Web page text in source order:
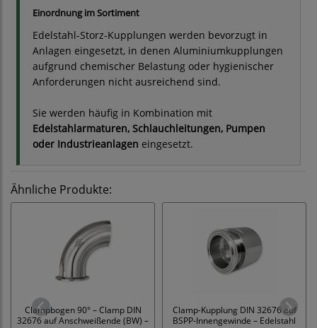
Einordnung im Sortiment
Edelstahl-Storz-Kupplungen werden bevorzugt in
Anlagen eingesetzt, in denen Aluminiumkupplungen
aufgrund chemischer Belastung oder hygienischer
Anforderungen nicht ausreichend sind.
Sie werden häufig in Kombination mit
Edelstahlarmaturen, Schlauchleitungen, Pumpen
oder Industrieanlagen eingesetzt.
Ähnliche Produkte:
Clampbogen 90° – Clamp DIN
32676 auf Anschweißende (BW) –
Clamp-Kupplung DIN 32676 auf
BSPP-Innengewinde – Edelstahl